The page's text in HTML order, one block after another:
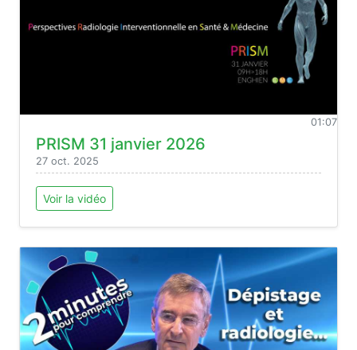
01:07
PRISM 31 janvier 2026
27 oct. 2025
Voir la vidéo